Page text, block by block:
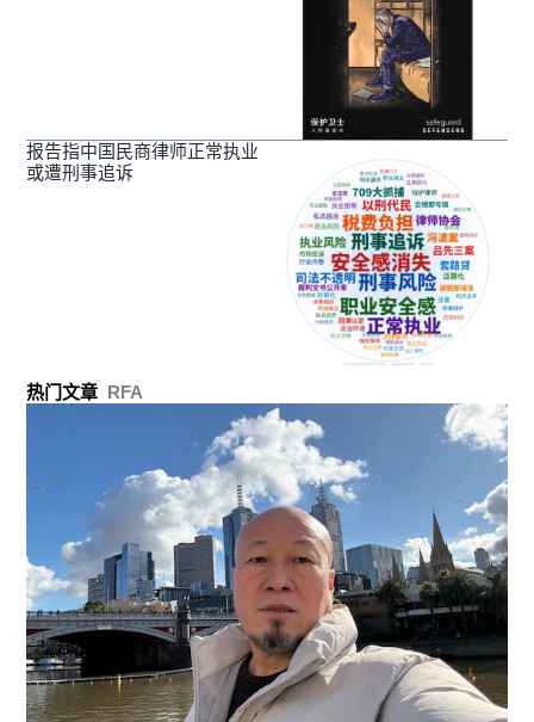
报告指中国民商律师正常执业
或遭刑事追诉
热门文章 RFA